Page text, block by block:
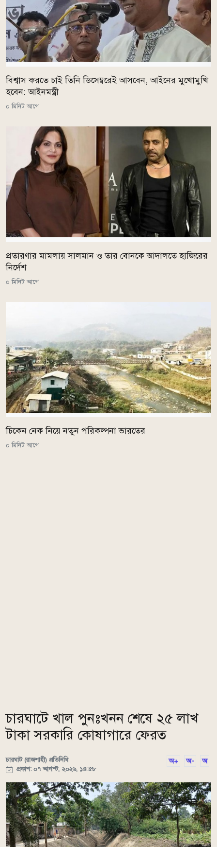
বিশ্বাস করতে চাই তিনি ডিসেম্বরেই আসবেন, আইনের মুখোমুখি
হবেন: আইনমন্ত্রী
০ মিনিট আগে
প্রতারণার মামলায় সালমান ও তার বোনকে আদালতে হাজিরের
নির্দেশ
০ মিনিট আগে
চিকেন নেক নিয়ে নতুন পরিকল্পনা ভারতের
০ মিনিট আগে
চারঘাটে খাল পুনঃখনন শেষে ২৫ লাখ
টাকা সরকারি কোষাগারে ফেরত
চারঘাট (রাজশাহী) প্রতিনিধি
প্রকাশ: ০৭ আগস্ট, ২০২৬, ১৪:৫৮
অ+ অ- অ